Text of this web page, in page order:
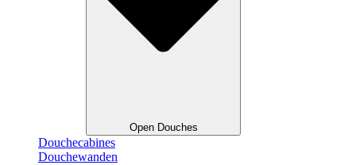
Open Douches
Douchecabines
Douchewanden